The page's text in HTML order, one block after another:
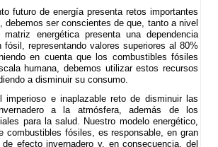
futuro de energía presenta retos importantes
debemos ser conscientes de que, tanto a nivel
energética presenta una dependencia
representando valores superiores al 80%
en cuenta que los combustibles fósiles
humana, debemos utilizar estos recursos
a disminuir su consumo.
imperioso e inaplazable reto de disminuir las
a la atmósfera, además de los
para la salud. Nuestro modelo energético,
combustibles fósiles, es responsable, en gran
efecto invernadero y, en consecuencia, del